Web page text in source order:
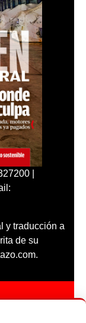
|
y traducción a
de su